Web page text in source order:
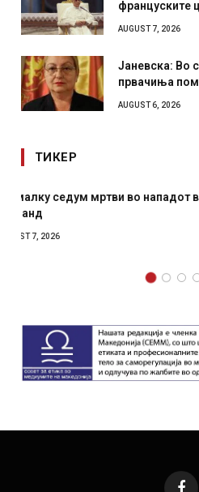
француските
AUGUST 7, 2026
Јаневска: Во
првачиња
AUGUST 6, 2026
ТИКЕР
СОЗИС: Украинците повеќе им
отколку на Зеленски
AUGUST 7, 2026